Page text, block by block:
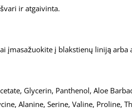
ir atgaivinta.
įmasažuokite į blakstienų liniją
Glycerin, Panthenol, Aloe
Alanine, Serine, Valine, Proline,